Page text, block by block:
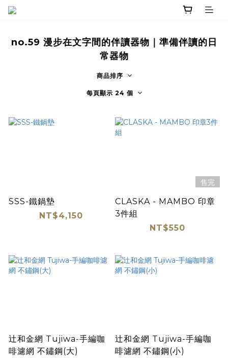
no.59 漫步在文字間的伴讀器物｜準備伴讀的日
常器物
商品排序
每頁顯示 24 個
SSS-鐵鍋墊
NT$4,150
售完
CLASKA - MAMBO 印章
3件組
NT$550
辻和金網 Tujiwa-手編咖
啡濾網 不鏽鋼(大)
辻和金網 Tujiwa-手編咖
啡濾網 不鏽鋼(小)